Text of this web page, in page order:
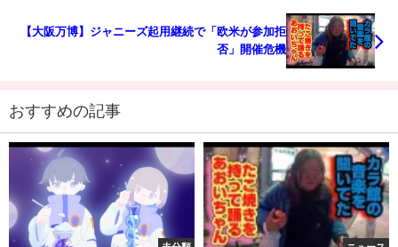
【大阪万博】ジャニーズ起用継続で「欧米が参加拒
否」開催危機
おすすめの記事